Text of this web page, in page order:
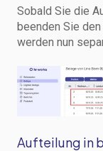
Sobald Sie die
beenden Sie
werden nun
Aufteilung in